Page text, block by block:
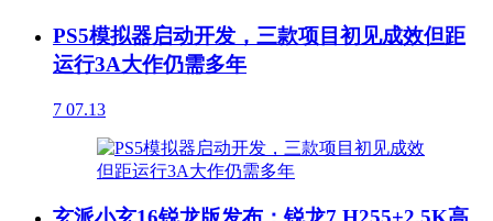
PS5模拟器启动开发，三款项目初见成效但距
运行3A大作仍需多年
7 07.13